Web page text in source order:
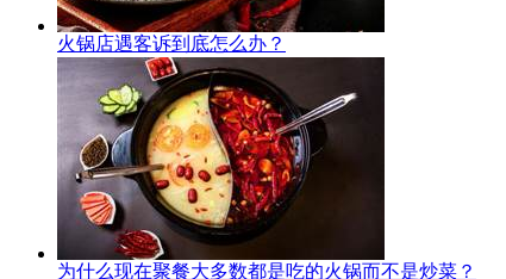
火锅店遇客诉到底怎么办？
为什么现在聚餐大多数都是吃的火锅而不是炒菜？